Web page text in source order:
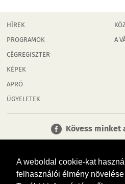
A weboldal cookie-kat
felhasználói élmény
HÍREK
PROGRAMOK
CÉGREGISZTER
KÉPEK
APRÓ
ÜGYELETEK
A
Kövess minket